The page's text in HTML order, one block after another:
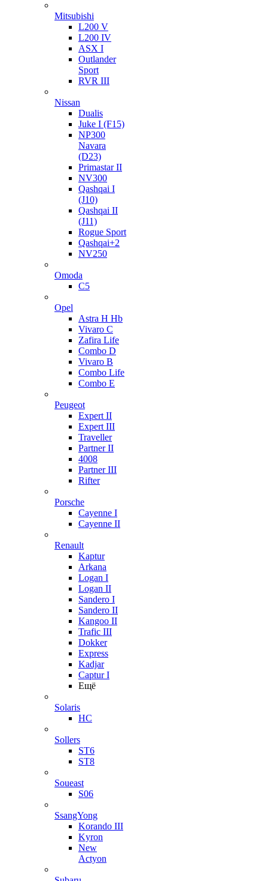
Mitsubishi
L200 V
L200 IV
ASX I
Outlander
Sport
RVR III
Nissan
Dualis
Juke I (F15)
NP300
Navara
(D23)
Primastar II
NV300
Qashqai I
(J10)
Qashqai II
(J11)
Rogue Sport
Qashqai+2
NV250
Omoda
C5
Opel
Astra H Hb
Vivaro C
Zafira Life
Combo D
Vivaro B
Combo Life
Combo E
Peugeot
Expert II
Expert III
Traveller
Partner II
4008
Partner III
Rifter
Porsche
Cayenne I
Cayenne II
Renault
Kaptur
Arkana
Logan I
Logan II
Sandero I
Sandero II
Kangoo II
Trafic III
Dokker
Express
Kadjar
Captur I
Ещё
Solaris
HC
Sollers
ST6
ST8
Soueast
S06
SsangYong
Korando III
Kyron
New
Actyon